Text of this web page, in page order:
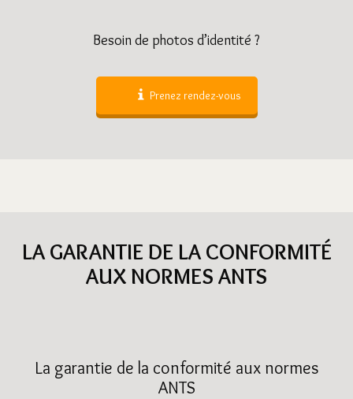
Besoin de photos d’identité ?
Prenez rendez-vous
LA GARANTIE DE LA CONFORMITÉ
AUX NORMES ANTS
La garantie de la conformité aux normes
ANTS